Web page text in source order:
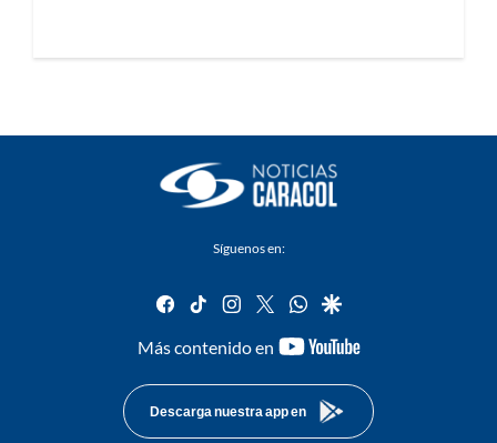
Síguenos en:
facebook
tiktok instagram
twitterwhatsapp
google
Más contenido en
youtube-
Descarga nuestra app en